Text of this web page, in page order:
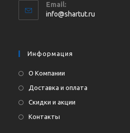
в
вашем
Email:
info@shartut.ru
Информация
О Компании
Доставка и оплата
Скидки и акции
Контакты